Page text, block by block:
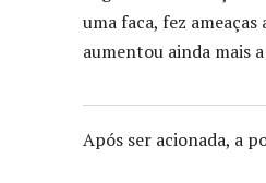
uma faca, fez
aumentou ainda mais
Após ser acionada, a